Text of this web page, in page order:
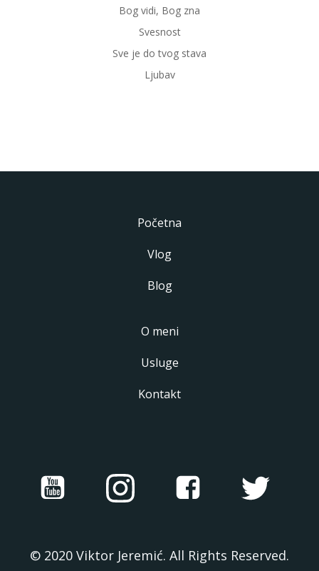
Bog vidi, Bog zna
Svesnost
Sve je do tvog stava
Ljubav
Početna
Vlog
Blog
O meni
Usluge
Kontakt
© 2020 Viktor Jeremić. All Rights Reserved.